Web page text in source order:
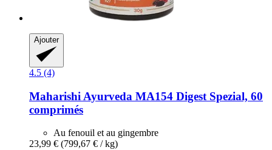
Ajouter
4.5 (4)
Maharishi Ayurveda MA154 Digest Spezial, 60
comprimés
Au fenouil et au gingembre
23,99 € (799,67 € / kg)